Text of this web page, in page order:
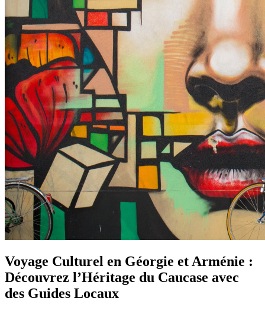
Voyage Culturel en Géorgie et Arménie :
Découvrez l’Héritage du Caucase avec
des Guides Locaux